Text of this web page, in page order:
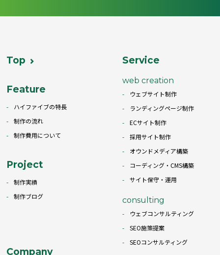
Top
Feature
ハイファイブの特長
制作の流れ
制作費用について
Project
制作実績
制作ブログ
Service
web creation
ウェブサイト制作
ランディングページ制作
ECサイト制作
採用サイト制作
オウンドメディア構築
コーディング・CMS構築
サイト保守・運用
consulting
ウェブコンサルティング
SEO施策提案
SEOコンサルティング
Company